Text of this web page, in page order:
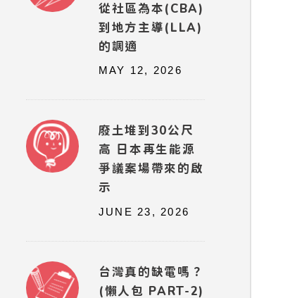
從社區為本(CBA)
到地方主導(LLA)
的調適
MAY 12, 2026
廢土堆到30公尺
高 日本再生能源
爭議案場帶來的啟
示
JUNE 23, 2026
台灣真的缺電嗎？
(懶人包 PART-2)